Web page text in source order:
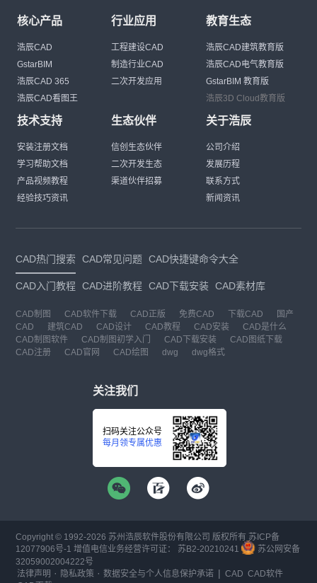
核心产品
浩辰CAD
GstarBIM
浩辰CAD 365
浩辰CAD看图王
行业应用
工程建设CAD
制造行业CAD
二次开发应用
教育生态
浩辰CAD建筑教育版
浩辰CAD电气教育版
GstarBIM 教育版
浩辰3D Cloud教育版
技术支持
安装注册文档
学习帮助文档
产品视频教程
经验技巧资讯
生态伙伴
信创生态伙伴
二次开发生态
渠道伙伴招募
关于浩辰
公司介绍
发展历程
联系方式
新闻资讯
CAD热门搜索 CAD常见问题 CAD快捷键命令大全
CAD入门教程 CAD进阶教程 CAD下载安装 CAD素材库
CAD制图 CAD软件下载 CAD正版 免费CAD 下载CAD
国产
CAD
建筑CAD CAD设计 CAD教程 CAD安装
CAD是什么
CAD制图软件
CAD制图初学入门 CAD下载安装
CAD图纸下载
CAD注册
CAD官网 CAD绘图 dwg dwg格式
关注我们
扫码关注公众号
每月领专属优惠
Copyright © 1992-2026 苏州浩辰软件股份有限公司 版权所有 苏ICP备
12077906号-1 增值电信业务经营许可证： 苏B2-20210241
苏公网安备
32059002004222号
法律声明 · 隐私政策 ·数据安全与个人信息保护承诺 | CAD CAD软件